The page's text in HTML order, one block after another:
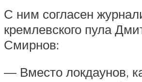
С ним согласен
кремлевского пула
Смирнов:
— Вместо локдаунов,